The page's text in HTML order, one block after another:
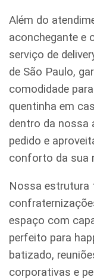
Além do
aconchegante e
serviço de
de São Paulo,
comodidade
quentinha em
dentro da nossa
pedido e
conforto da sua
Nossa estrutura
espaço com
perfeito para
batizado,
corporativas e